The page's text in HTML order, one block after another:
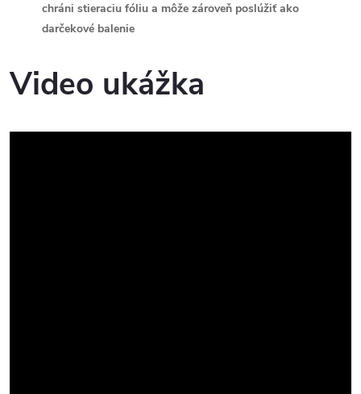
chráni stieraciu fóliu a môže zároveň poslúžiť ako
darčekové balenie
Video ukážka